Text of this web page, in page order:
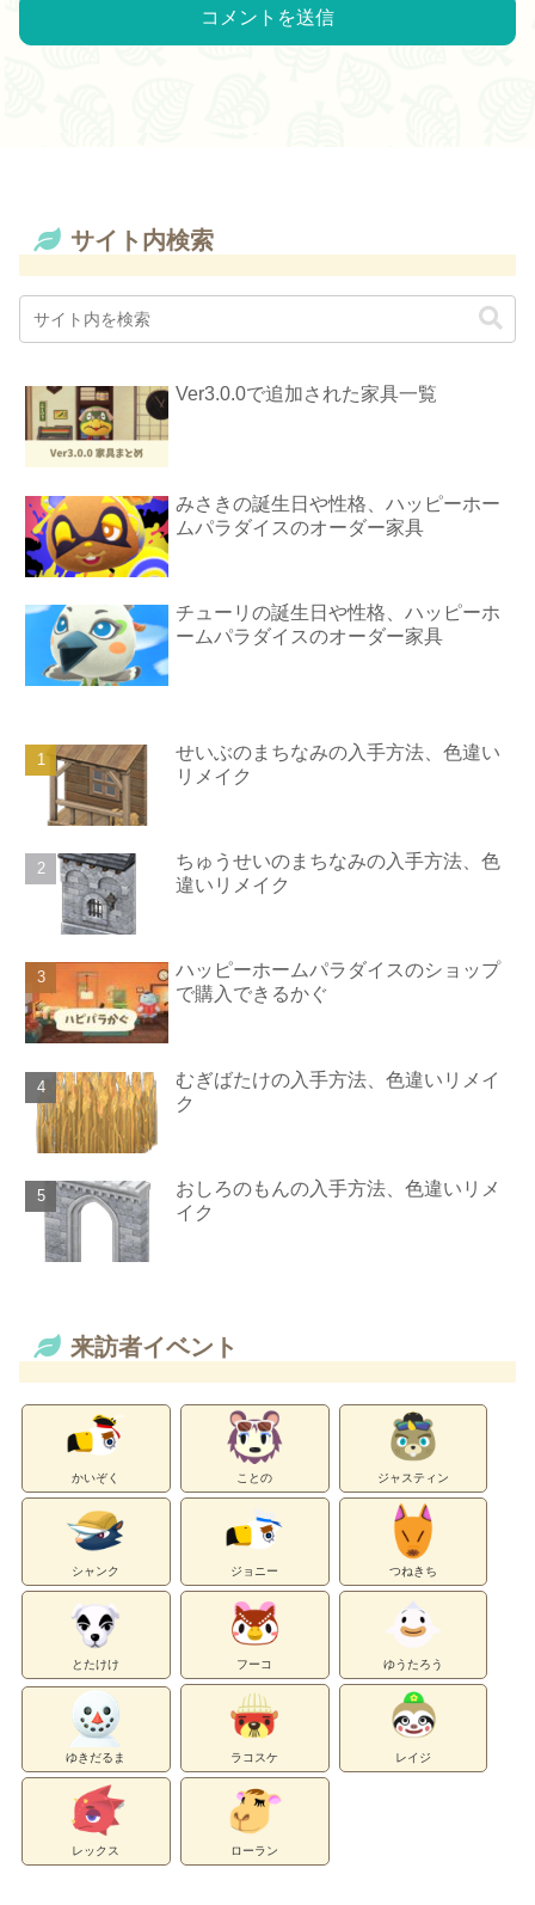
サイト内検索
Ver3.0.0で追加された家具一覧
みさきの誕生日や性格、ハッピーホー
ムパラダイスのオーダー家具
チューリの誕生日や性格、ハッピーホ
ームパラダイスのオーダー家具
せいぶのまちなみの入手方法、色違い
リメイク
ちゅうせいのまちなみの入手方法、色
違いリメイク
ハッピーホームパラダイスのショップ
で購入できるかぐ
むぎばたけの入手方法、色違いリメイ
ク
おしろのもんの入手方法、色違いリメ
イク
来訪者イベント
かいぞく ことの ジャスティン
シャンク ジョニー つねきち
とたけけ フーコ ゆうたろう
ゆきだるま ラコスケ レイジ
レックス ローラン